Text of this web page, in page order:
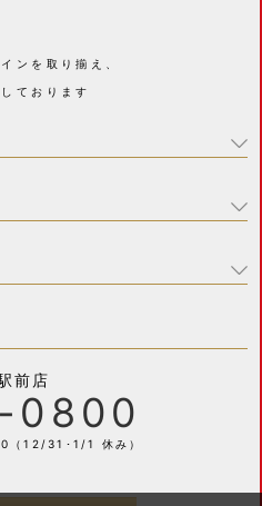
ンを取り揃え、
ております
前店
0800
（12/31･1/1 休み）